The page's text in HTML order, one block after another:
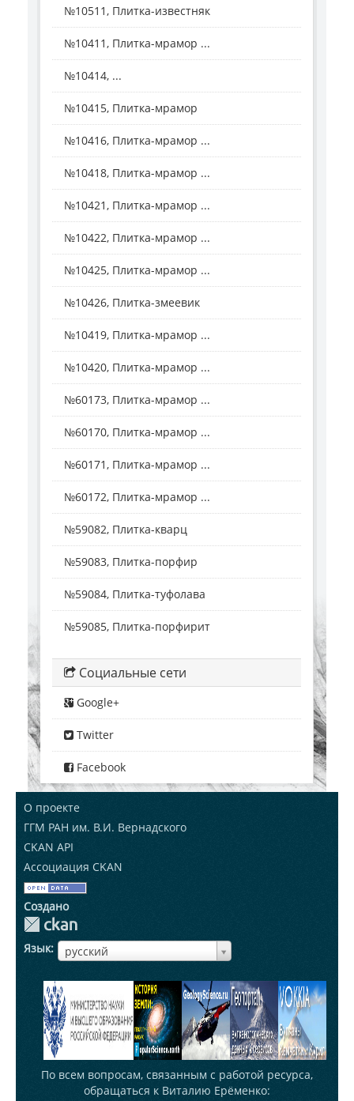
№10511, Плитка-известняк
№10411, Плитка-мрамор ...
№10414, ...
№10415, Плитка-мрамор
№10416, Плитка-мрамор ...
№10418, Плитка-мрамор ...
№10421, Плитка-мрамор ...
№10422, Плитка-мрамор ...
№10425, Плитка-мрамор ...
№10426, Плитка-змеевик
№10419, Плитка-мрамор ...
№10420, Плитка-мрамор ...
№60173, Плитка-мрамор ...
№60170, Плитка-мрамор ...
№60171, Плитка-мрамор ...
№60172, Плитка-мрамор ...
№59082, Плитка-кварц
№59083, Плитка-порфир
№59084, Плитка-туфолава
№59085, Плитка-порфирит
Социальные сети
Google+
Twitter
Facebook
О проекте
ГГМ РАН им. В.И. Вернадского
CKAN API
Ассоциация CKAN
Создано
Язык русский
ЯзыкЯзык
По всем вопросам, связанным с работой ресурса,
обращаться к Виталию Ерёменко: